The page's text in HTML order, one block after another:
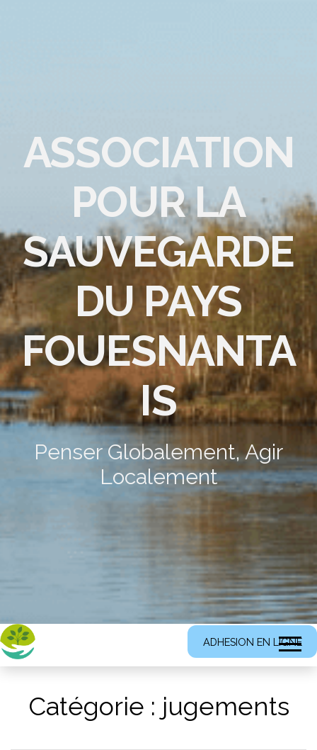
ASSOCIATION
POUR LA
SAUVEGARDE
DU PAYS
FOUESNANTA
IS
Penser Globalement, Agir
Localement
ADHESION EN LIGNE
Catégorie : jugements